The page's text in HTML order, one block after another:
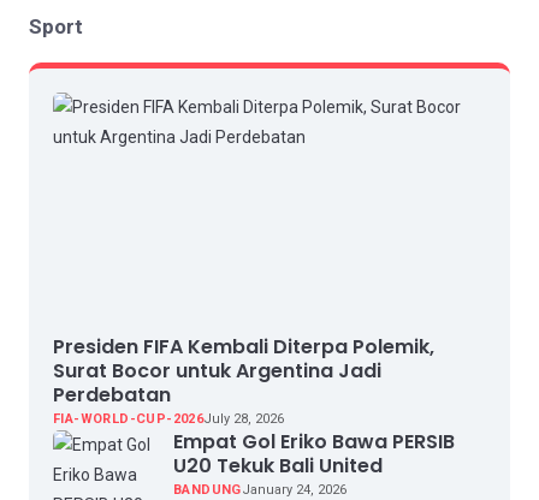
Sport
Presiden FIFA Kembali Diterpa Polemik,
Surat Bocor untuk Argentina Jadi
Perdebatan
FIA-WORLD-CUP-2026July 28, 2026
Empat Gol Eriko Bawa PERSIB
U20 Tekuk Bali United
BANDUNGJanuary 24, 2026